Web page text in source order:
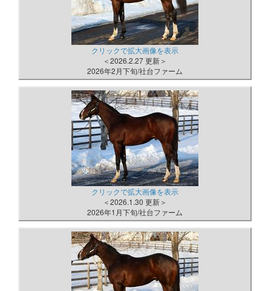
クリックで拡大画像を表示
＜2026.2.27 更新＞
2026年2月下旬/社台ファーム
クリックで拡大画像を表示
＜2026.1.30 更新＞
2026年1月下旬/社台ファーム